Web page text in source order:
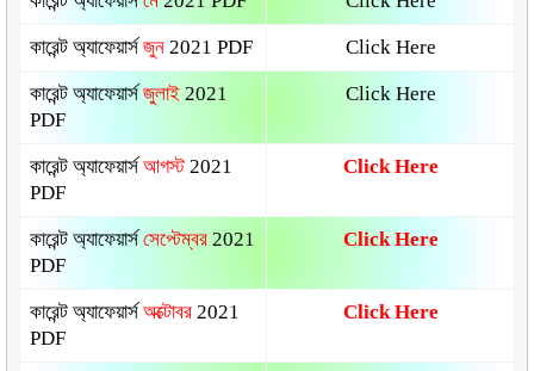
কারেন্ট অ্যাফেয়ার্সজুন 2021 PDF Click Here
কারেন্ট অ্যাফেয়ার্সজুলাই 2021
PDF
Click Here
কারেন্ট অ্যাফেয়ার্সআগস্ট 2021
PDF
Click Here
কারেন্ট অ্যাফেয়ার্সসেপ্টেম্বর 2021
PDF
Click Here
কারেন্ট অ্যাফেয়ার্সঅক্টোবর 2021
PDF
Click Here